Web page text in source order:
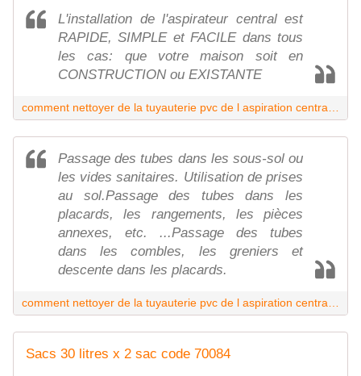
L'installation de l'aspirateur central est
RAPIDE, SIMPLE et FACILE dans tous
les cas: que votre maison soit en
CONSTRUCTION ou EXISTANTE
Passage des tubes dans les sous-sol ou
les vides sanitaires. Utilisation de prises
au sol.Passage des tubes dans les
placards, les rangements, les pièces
annexes, etc. ...Passage des tubes
dans les combles, les greniers et
descente dans les placards.
Sacs 30 litres x 2 sac code 70084